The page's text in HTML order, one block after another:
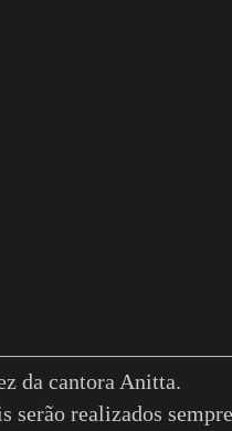
da cantora Anitta.
serão realizados